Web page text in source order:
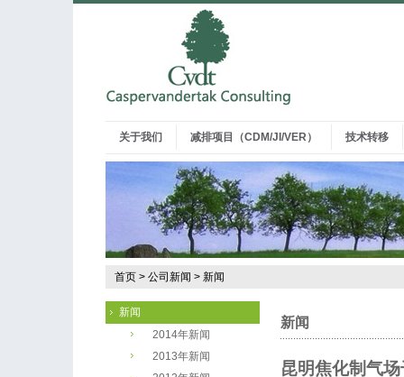
关于我们 减排项目（CDM/JI/VER） 技术转移
首页 > 公司新闻 > 新闻
新闻
2014年新闻
2013年新闻
新闻
昆明焦化制气